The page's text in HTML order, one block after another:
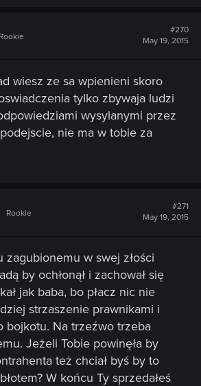
Rookie
#270
May 19, 2015
wiesz ze sa wpienieni skoro
tylko zbywaja ludzi
wysylanymi przez
nie ma w tobie za
Rookie
#271
May 19, 2015
zagubionemu w swej złości
by ochłonął i zachował się
jak baba, bo płacz nic nie
strzaszenie prawnikami i
bojkotu. Na trzeźwo trzeba
Jeżeli Tobie powinęła by
też chciał byś by to
W końcu Ty sprzedałeś